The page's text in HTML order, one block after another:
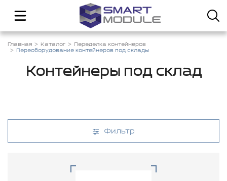
Главная Каталог
Переделка контейнеров
Переоборудование контейнеров под склады
Контейнеры под склад
Фильтр